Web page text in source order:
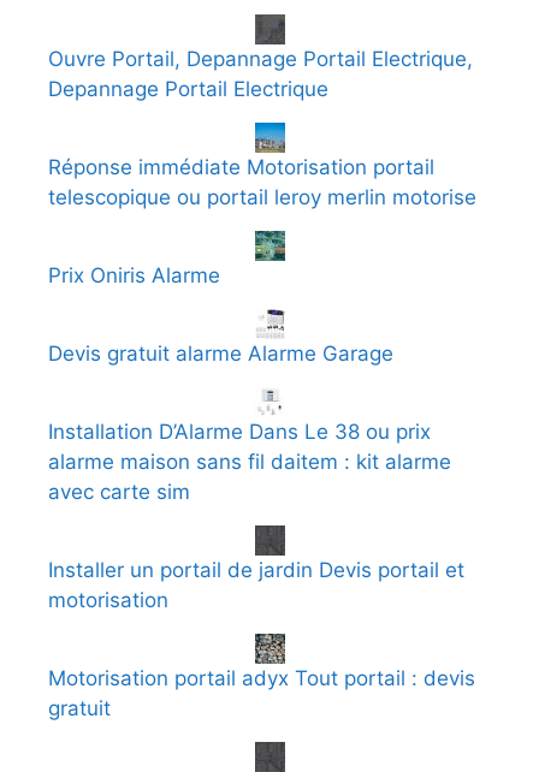
Ouvre Portail, Depannage Portail Electrique,
Depannage Portail Electrique
Réponse immédiate Motorisation portail
telescopique ou portail leroy merlin motorise
Prix Oniris Alarme
Devis gratuit alarme Alarme Garage
Installation D’Alarme Dans Le 38 ou prix
alarme maison sans fil daitem : kit alarme
avec carte sim
Installer un portail de jardin Devis portail et
motorisation
Motorisation portail adyx Tout portail : devis
gratuit